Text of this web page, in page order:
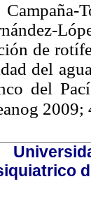
Campaña-
de
del
del
2009;